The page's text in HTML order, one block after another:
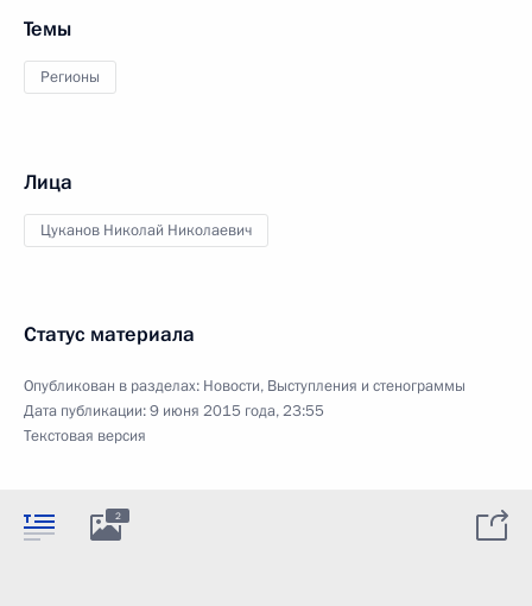
Темы
Регионы
Лица
Цуканов Николай Николаевич
Статус материала
Опубликован в разделах: Новости, Выступления и стенограммы
Дата публикации:9 июня 2015 года, 23:55
Текстовая версия
2